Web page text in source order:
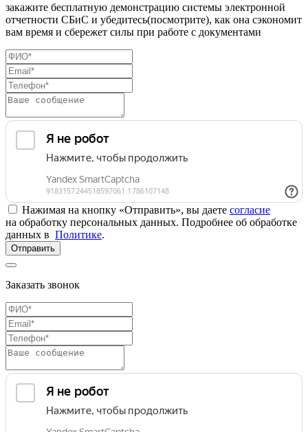
закажите бесплатную демонстрацию системы электронной
отчетности СБиС и убедитесь(посмотрите), как она сэкономит
вам время и сбережет силы при работе с документами
Нажимая на кнопку «Отправить», вы даете согласие
на обработку персональных данных. Подробнее об обработке
данных в Политике.
Отправить
Заказать звонок